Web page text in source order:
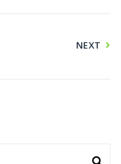
NEXT